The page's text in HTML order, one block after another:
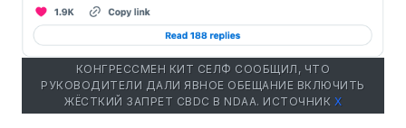
КОНГРЕССМЕН КИТ СЕЛФ СООБЩИЛ, ЧТО
РУКОВОДИТЕЛИ ДАЛИ ЯВНОЕ ОБЕЩАНИЕ ВКЛЮЧИТЬ
ЖЁСТКИЙ ЗАПРЕТ CBDC В NDAA. ИСТОЧНИК Х